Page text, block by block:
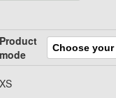
Product
mode
XS